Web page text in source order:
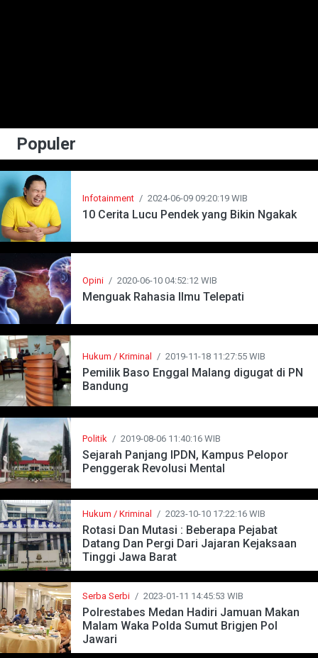
Populer
Infotainment / 2024-06-09 09:20:19 WIB
10 Cerita Lucu Pendek yang Bikin Ngakak
Opini / 2020-06-10 04:52:12 WIB
Menguak Rahasia Ilmu Telepati
Hukum / Kriminal / 2019-11-18 11:27:55 WIB
Pemilik Baso Enggal Malang digugat di PN
Bandung
Politik / 2019-08-06 11:40:16 WIB
Sejarah Panjang IPDN, Kampus Pelopor
Penggerak Revolusi Mental
Hukum / Kriminal / 2023-10-10 17:22:16 WIB
Rotasi Dan Mutasi : Beberapa Pejabat
Datang Dan Pergi Dari Jajaran Kejaksaan
Tinggi Jawa Barat
Serba Serbi / 2023-01-11 14:45:53 WIB
Polrestabes Medan Hadiri Jamuan Makan
Malam Waka Polda Sumut Brigjen Pol
Jawari